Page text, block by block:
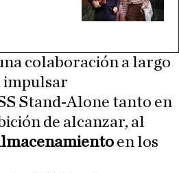
colaboración a largo
impulsar
Stand-Alone tanto en
de alcanzar, al
en los